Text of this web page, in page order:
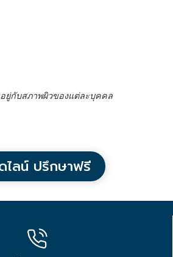
ยู่กับสภาพผิวของแต่ละบุคคล
ไลน์ ปรึกษาฟรี